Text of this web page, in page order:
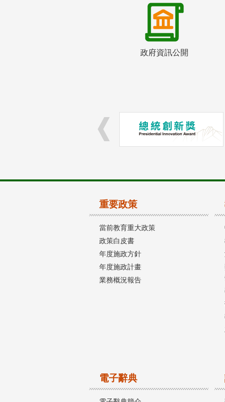
政府資訊公開
重要政策
當前教育重大政策
政策白皮書
年度施政方針
年度施政計畫
業務概況報告
電子辭典